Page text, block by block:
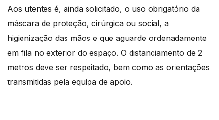
Aos utentes é, ainda solicitado, o uso obrigatório da
máscara de proteção, cirúrgica ou social, a
higienização das mãos e que aguarde ordenadamente
em fila no exterior do espaço. O distanciamento de 2
metros deve ser respeitado, bem como as orientações
transmitidas pela equipa de apoio.